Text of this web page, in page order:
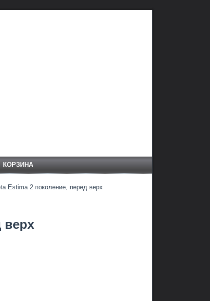
КОРЗИНА
Estima 2 поколение, перед верх
верх